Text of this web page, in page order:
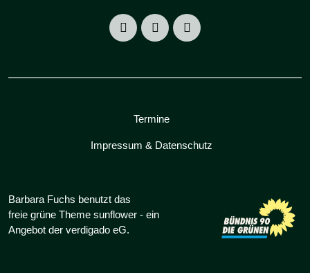
Termine
Impressum & Datenschutz
Barbara Fuchs benutzt das
freie grüne Theme sunflower ‐ ein
Angebot der verdigado eG.